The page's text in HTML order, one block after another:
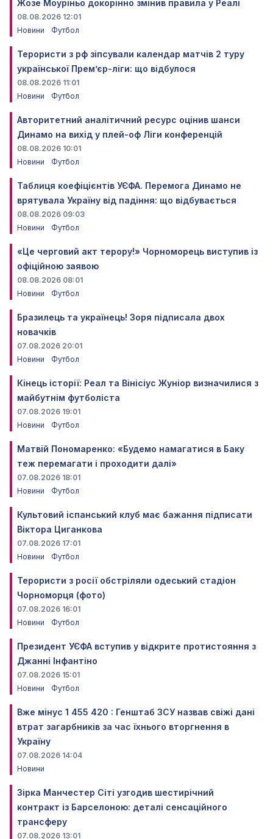
Жозе Моуріньо докорінно змінив правила у Реалі
08.08.2026 12:01
Новини
Футбол
Терористи з рф зіпсували календар матчів 2 туру
української Прем’єр-ліги: що відбулося
08.08.2026 11:01
Новини
Футбол
Авторитетний аналітичний ресурс оцінив шанси
Динамо на вихід у плей-оф Ліги конференцій
08.08.2026 10:01
Новини
Футбол
Таблиця коефіцієнтів УЄФА. Перемога Динамо не
врятувала Україну від падіння: що відбувається
08.08.2026 09:03
Новини
Футбол
«Це черговий акт терору!» Чорноморець виступив із
офіційною заявою
08.08.2026 08:01
Новини
Футбол
Бразилець та українець! Зоря підписала двох
новачків
07.08.2026 20:01
Новини
Футбол
Кінець історії: Реал та Вінісіус Жуніор визначилися з
майбутнім футболіста
07.08.2026 19:01
Новини
Футбол
Матвій Пономаренко: «Будемо намагатися в Баку
теж перемагати і проходити далі»
07.08.2026 18:01
Новини
Футбол
Культовий іспанський клуб має бажання підписати
Віктора Циганкова
07.08.2026 17:01
Новини
Футбол
Терористи з росії обстріляли одеський стадіон
Чорноморця (фото)
07.08.2026 16:01
Новини
Футбол
Президент УЄФА вступив у відкрите протистояння з
Джанні Інфантіно
07.08.2026 15:01
Новини
Футбол
Вже мінус 1 455 420 : Генштаб ЗСУ назвав свіжі дані
втрат загарбників за час їхнього вторгнення в
Україну
07.08.2026 14:04
Новини
Зірка Манчестер Сіті узгодив шестирічний
контракт із Барселоною: деталі сенсаційного
трансферу
07.08.2026 13:01